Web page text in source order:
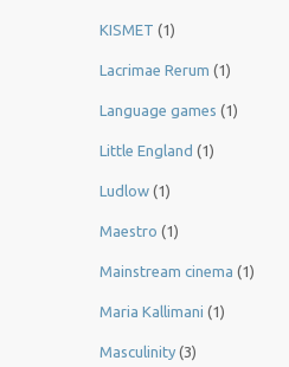
KISMET (1)
Lacrimae Rerum (1)
Language games (1)
Little England (1)
Ludlow (1)
Maestro (1)
Mainstream cinema (1)
Maria Kallimani (1)
Masculinity (3)